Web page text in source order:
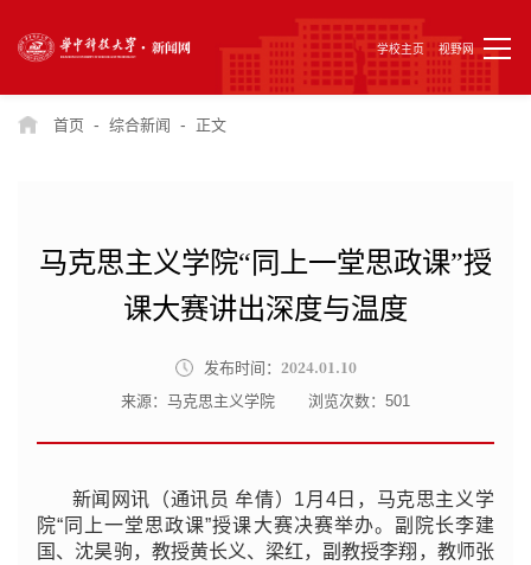
学校主页 视野网
首页 - 综合新闻 - 正文
马克思主义学院“同上一堂思政课”授
课大赛讲出深度与温度
发布时间： 2024.01.10
来源：马克思主义学院 浏览次数：501
新闻网讯（通讯员 牟倩）1月4日，马克思主义学
院“同上一堂思政课”授课大赛决赛举办。副院长李建
国、沈昊驹，教授黄长义、梁红，副教授李翔，教师张